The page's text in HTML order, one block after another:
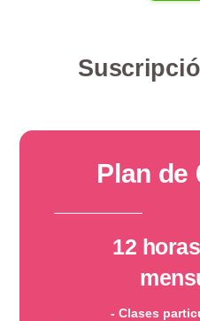
Plan de
12
- Clases